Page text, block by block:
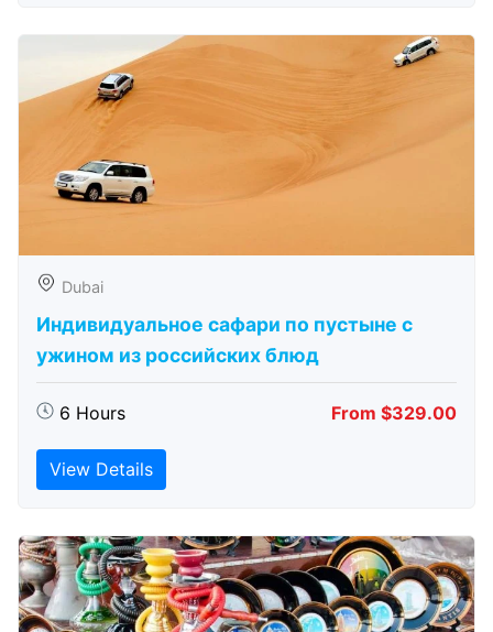
Dubai
Индивидуальное сафари по пустыне с
ужином из российских блюд
6 Hours From $329.00
View Details